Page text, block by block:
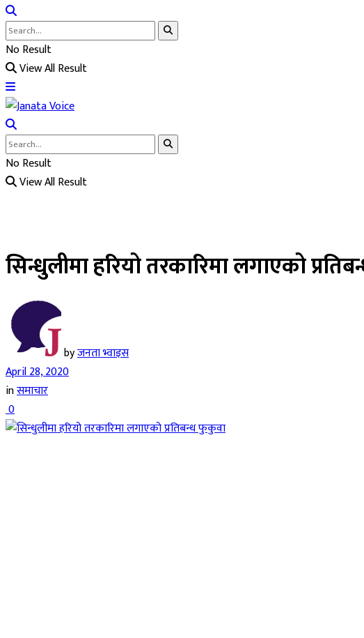
No Result
View All Result
No Result
View All Result
सिन्धुलीमा हरियो तरकारिमा लगाएको
byजनता भ्वाइस
April 28, 2020
inसमाचार
0